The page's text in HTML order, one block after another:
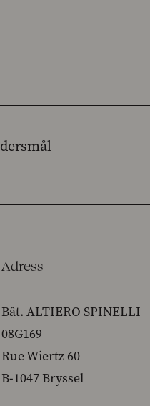
Adress
Bât. ALTIERO SPINELLI
08G169
Rue Wiertz 60
B-1047 Bryssel